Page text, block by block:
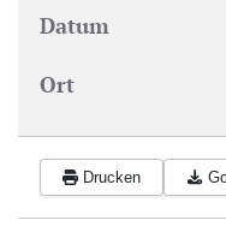
Datum
Ort
Drucken